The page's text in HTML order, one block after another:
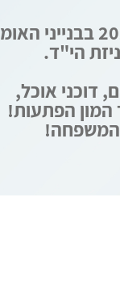
הי"ד.
דוכני אוכל,
המון הפתעות!
המשפחה!